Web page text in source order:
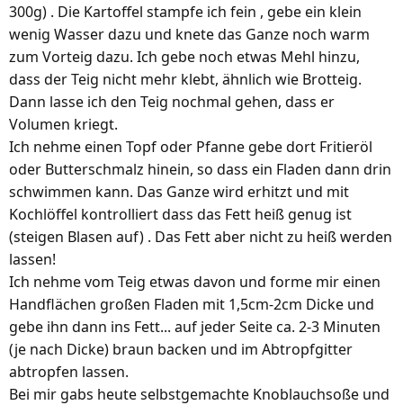
300g) . Die Kartoffel stampfe ich fein , gebe ein klein
wenig Wasser dazu und knete das Ganze noch warm
zum Vorteig dazu. Ich gebe noch etwas Mehl hinzu,
dass der Teig nicht mehr klebt, ähnlich wie Brotteig.
Dann lasse ich den Teig nochmal gehen, dass er
Volumen kriegt.
Ich nehme einen Topf oder Pfanne gebe dort Fritieröl
oder Butterschmalz hinein, so dass ein Fladen dann drin
schwimmen kann. Das Ganze wird erhitzt und mit
Kochlöffel kontrolliert dass das Fett heiß genug ist
(steigen Blasen auf) . Das Fett aber nicht zu heiß werden
lassen!
Ich nehme vom Teig etwas davon und forme mir einen
Handflächen großen Fladen mit 1,5cm-2cm Dicke und
gebe ihn dann ins Fett... auf jeder Seite ca. 2-3 Minuten
(je nach Dicke) braun backen und im Abtropfgitter
abtropfen lassen.
Bei mir gabs heute selbstgemachte Knoblauchsoße und